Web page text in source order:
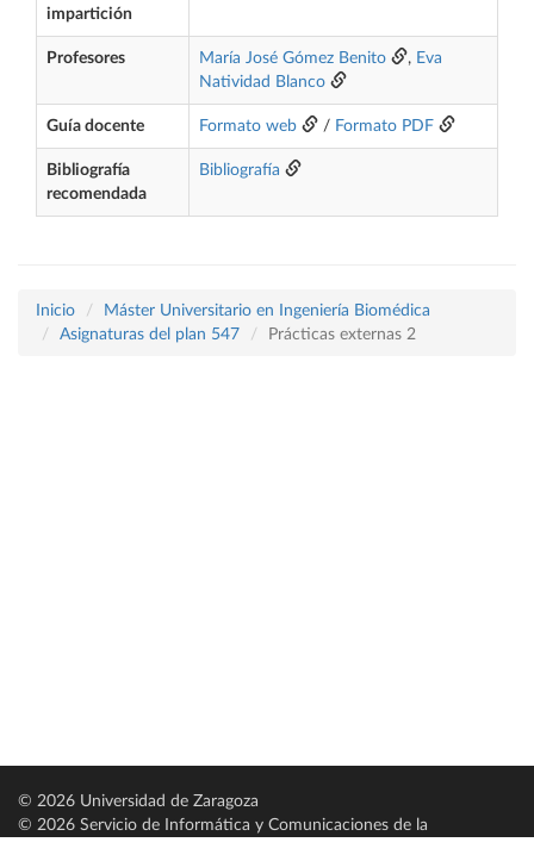
impartición
Profesores María José Gómez Benito , Eva
Natividad Blanco
Guía docente Formato web / Formato PDF
Bibliografía
recomendada
Bibliografía
Inicio
Máster Universitario en Ingeniería Biomédica
Asignaturas del plan 547
Prácticas externas 2
© 2026 Universidad de Zaragoza
© 2026 Servicio de Informática y Comunicaciones de la